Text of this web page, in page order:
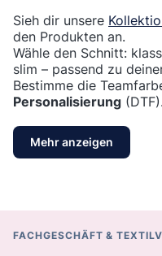
Sieh dir unsere
den Produkten an.
Wähle den Schnitt:
slim – passend zu
Bestimme die
Personalisierung (DTF).
Mehr anzeigen
FACHGESCHÄFT &